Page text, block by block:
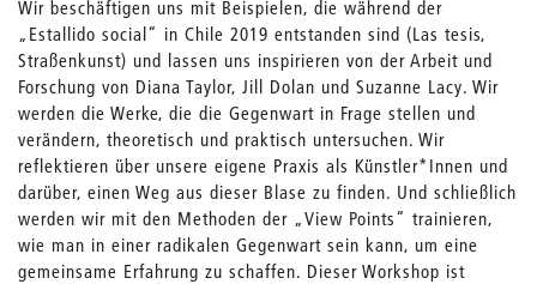
Wir beschäftigen uns mit Beispielen, die während der
„Estallido social“ in Chile 2019 entstanden sind (Las tesis,
Straßenkunst) und lassen uns inspirieren von der Arbeit und
Forschung von Diana Taylor, Jill Dolan und Suzanne Lacy. Wir
werden die Werke, die die Gegenwart in Frage stellen und
verändern, theoretisch und praktisch untersuchen. Wir
reflektieren über unsere eigene Praxis als Künstler*Innen und
darüber, einen Weg aus dieser Blase zu finden. Und schließlich
werden wir mit den Methoden der „View Points“ trainieren,
wie man in einer radikalen Gegenwart sein kann, um eine
gemeinsame Erfahrung zu schaffen. Dieser Workshop ist